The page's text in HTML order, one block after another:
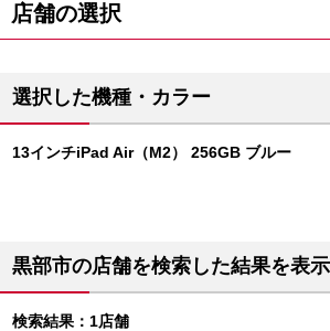
店舗の選択
選択した機種・カラー
13インチiPad Air（M2） 256GB ブルー
黒部市の店舗を検索した結果を表
検索結果：1店舗